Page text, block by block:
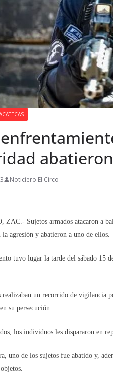
Noticiero El Circo
ZAC.- Sujetos armados atacaron a
la agresión y abatieron a uno de ellos.
tuvo lugar la tarde del sábado 15
realizaban un recorrido de vigilancia
su persecución.
los individuos les dispararon en
uno de los sujetos fue abatido y,